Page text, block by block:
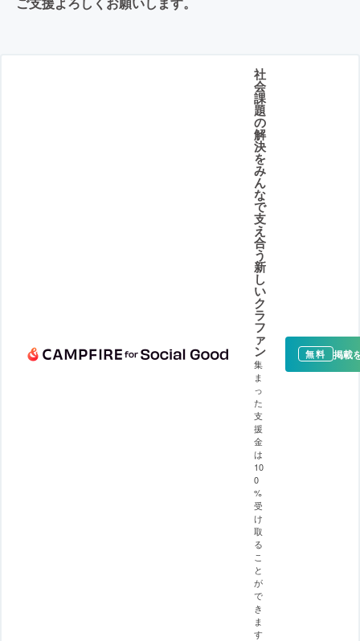
社
会
課
題
の
解
決
を
み
ん
な
で
支
え
合
う
新
し
い
ク
ラ
フ
ァ
ン
集
ま
っ
た
支
援
金
は
10
0
%
受
け
取
る
こ
と
が
で
き
ま
す
無料 掲載